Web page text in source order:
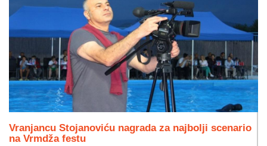
Vranjancu Stojanoviću nagrada za najbolji scenario
na Vrmdža festu